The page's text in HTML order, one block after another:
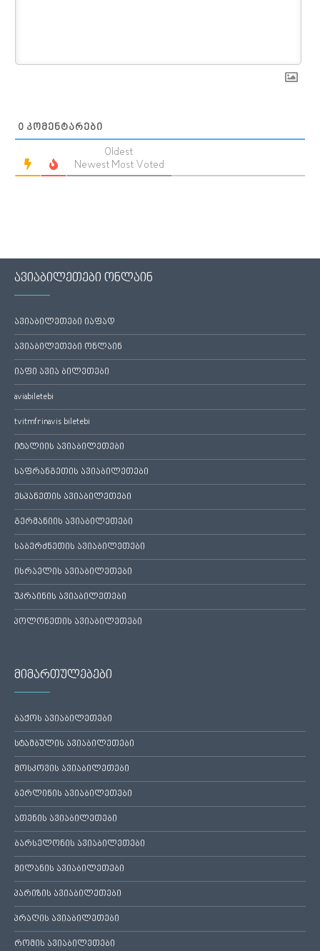
0 ᲙᲝᲛᲔᲜᲢᲐᲠᲔᲑᲘ
Oldest
Newest Most Voted
ავიაბილეთები ონლაინ
ავიაბილეთები იაფად
ავიაბილეთები ონლაინ
იაფი ავია ბილეთები
aviabiletebi
tvitmfrinavis biletebi
იტალიის ავიაბილეთები
საფრანგეთის ავიაბილეთები
ესპანეთის ავიაბილეთები
გერმანიის ავიაბილეთები
საბერძნეთის ავიაბილეთები
ისრაელის ავიაბილეთები
უკრაინის ავიაბილეთები
პოლონეთის ავიაბილეთები
მიმართულებები
ბაქოს ავიაბილეთები
სტამბულის ავიაბილეთები
მოსკოვის ავიაბილეთები
ბერლინის ავიაბილეთები
ათენის ავიაბილეთები
ბარსელონის ავიაბილეთები
მილანის ავიაბილეთები
პარიზის ავიაბილეთები
პრაღის ავიაბილეთები
რომის ავიაბილეთები